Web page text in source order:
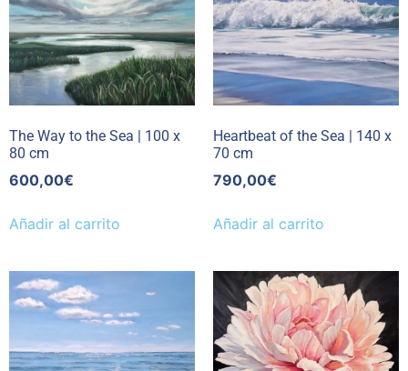
The Way to the Sea | 100 x
80 cm
600,00€
Añadir al carrito
Heartbeat of the Sea | 140 x
70 cm
790,00€
Añadir al carrito